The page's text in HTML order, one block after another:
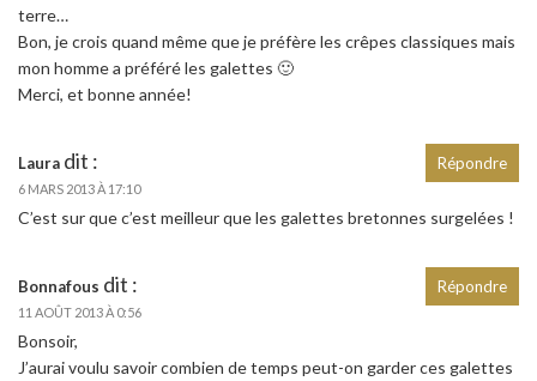
terre…
Bon, je crois quand même que je préfère les crêpes classiques mais
mon homme a préféré les galettes 🙂
Merci, et bonne année!
Laura dit :
6 MARS 2013 À 17:10
C’est sur que c’est meilleur que les galettes bretonnes surgelées !
Répondre
Bonnafous dit :
11 AOÛT 2013 À 0:56
Bonsoir,
J’aurai voulu savoir combien de temps peut-on garder ces galettes
Répondre